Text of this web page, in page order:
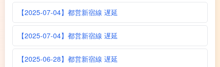
【2025-07-04】都営新宿線 遅延
【2025-07-04】都営新宿線 遅延
【2025-06-28】都営新宿線 遅延